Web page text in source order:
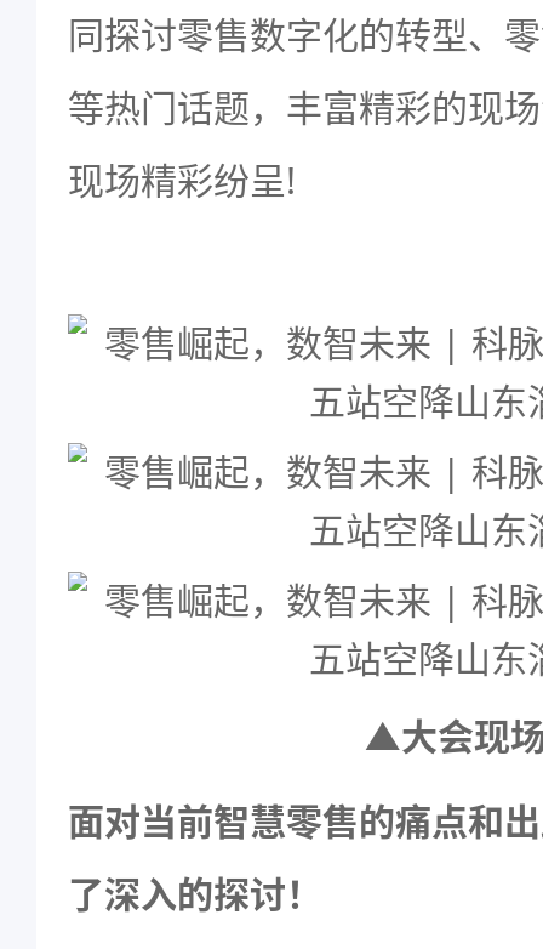
同探讨零售数字化的转型、
等热门话题，丰富精彩的现
现场精彩纷呈!
▲大会现
面对当前智慧零售的痛点和
了深入的探讨！